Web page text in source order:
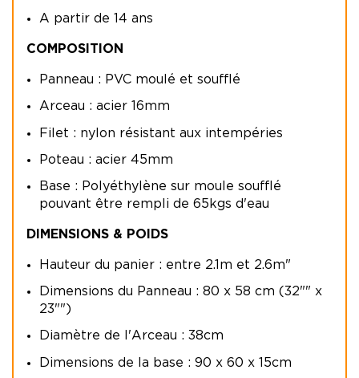
A partir de 14 ans
COMPOSITION
Panneau : PVC moulé et soufflé
Arceau : acier 16mm
Filet : nylon résistant aux intempéries
Poteau : acier 45mm
Base : Polyéthylène sur moule soufflé
pouvant être rempli de 65kgs d'eau
DIMENSIONS & POIDS
Hauteur du panier : entre 2.1m et 2.6m"
Dimensions du Panneau : 80 x 58 cm (32"" x
23"")
Diamètre de l'Arceau : 38cm
Dimensions de la base : 90 x 60 x 15cm